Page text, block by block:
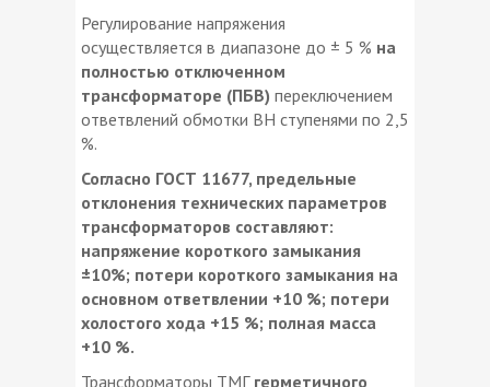
Регулирование напряжения
осуществляется в диапазоне до ± 5 % на
полностью отключенном
трансформаторе (ПБВ) переключением
ответвлений обмотки ВН ступенями по 2,5
%.
Согласно ГОСТ 11677, предельные
отклонения технических параметров
трансформаторов составляют:
напряжение короткого замыкания
±10%; потери короткого замыкания на
основном ответвлении +10 %; потери
холостого хода +15 %; полная масса
+10 %.
Трансформаторы ТМГ герметичного